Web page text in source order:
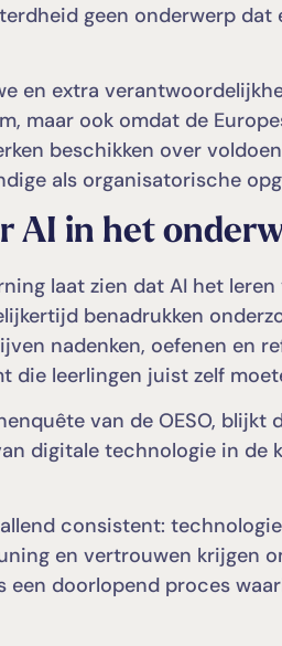
geen onderwerp dat
en extra
maar ook omdat de
beschikken over
als organisatorische
AI in het
laat zien dat AI het leren
benadrukken
nadenken, oefenen en
die leerlingen juist zelf
van de OESO, blijkt
digitale technologie in de
consistent:
en vertrouwen krijgen
doorlopend proces